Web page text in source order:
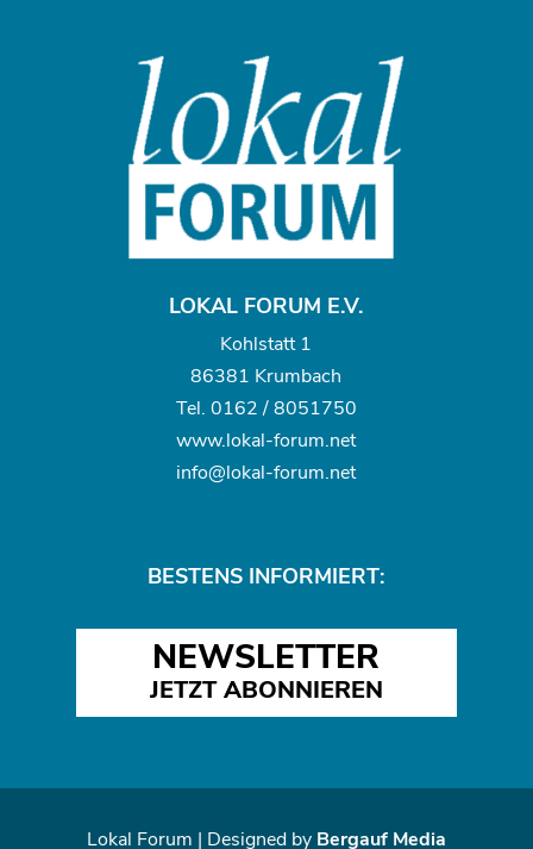
LOKAL FORUM E.V.
Kohlstatt 1
86381 Krumbach
Tel. 0162 / 8051750
www.lokal-forum.net
info@lokal-forum.net
BESTENS INFORMIERT:
NEWSLETTER
JETZT ABONNIEREN
Lokal Forum | Designed by Bergauf Media